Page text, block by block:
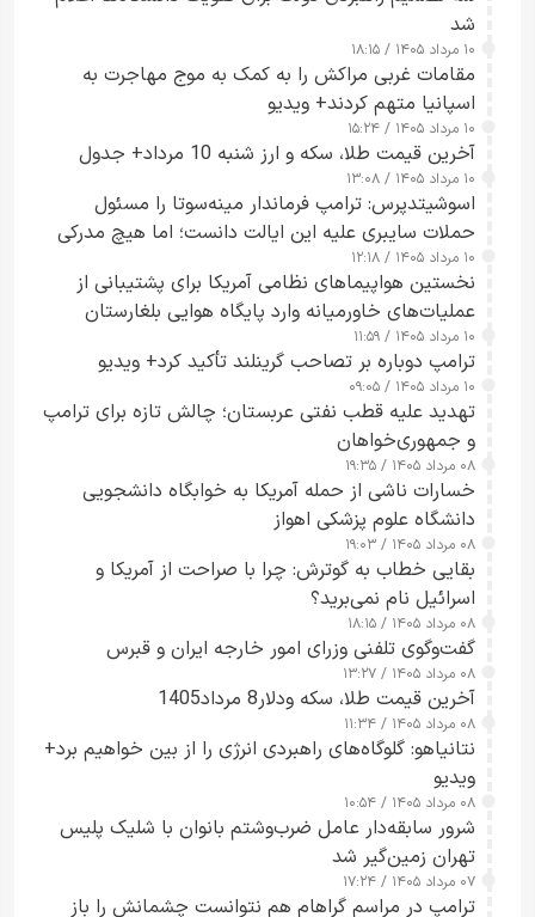
شد
۱۰ مرداد ۱۴۰۵ / ۱۸:۱۵
مقامات غربی مراکش را به کمک به موج مهاجرت به
اسپانیا متهم کردند+ ویدیو
۱۰ مرداد ۱۴۰۵ / ۱۵:۲۴
آخرین قیمت طلا، سکه و ارز شنبه 10 مرداد+ جدول
۱۰ مرداد ۱۴۰۵ / ۱۳:۰۸
اسوشیتدپرس: ترامپ فرماندار مینه‌سوتا را مسئول
حملات سایبری علیه این ایالت دانست؛ اما هیچ مدرکی
ارائه نکرد
۱۰ مرداد ۱۴۰۵ / ۱۲:۱۸
نخستین هواپیماهای نظامی آمریکا برای پشتیبانی از
عملیات‌های خاورمیانه وارد پایگاه هوایی بلغارستان
شدند
۱۰ مرداد ۱۴۰۵ / ۱۱:۵۹
ترامپ دوباره بر تصاحب گرینلند تأکید کرد+ ویدیو
۱۰ مرداد ۱۴۰۵ / ۰۹:۰۵
تهدید علیه قطب نفتی عربستان؛ چالش تازه برای ترامپ
و جمهوری‌خواهان
۰۸ مرداد ۱۴۰۵ / ۱۹:۳۵
خسارات ناشی از حمله آمریکا به خوابگاه دانشجویی
دانشگاه علوم پزشکی اهواز
۰۸ مرداد ۱۴۰۵ / ۱۹:۰۳
بقایی خطاب به گوترش: چرا با صراحت از آمریکا و
اسرائیل نام نمی‌برید؟
۰۸ مرداد ۱۴۰۵ / ۱۸:۱۵
گفت‌وگوی تلفنی وزرای امور خارجه ایران و قبرس
۰۸ مرداد ۱۴۰۵ / ۱۳:۲۷
آخرین قیمت طلا، سکه ودلار8 مرداد1405
۰۸ مرداد ۱۴۰۵ / ۱۱:۳۴
نتانیاهو: گلوگاه‌های راهبردی انرژی را از بین خواهیم برد+
ویدیو
۰۸ مرداد ۱۴۰۵ / ۱۰:۵۴
شرور سابقه‌دار عامل ضرب‌وشتم بانوان با شلیک پلیس
تهران زمین‌گیر شد
۰۷ مرداد ۱۴۰۵ / ۱۷:۲۴
ترامپ در مراسم گراهام هم نتوانست چشمانش را باز